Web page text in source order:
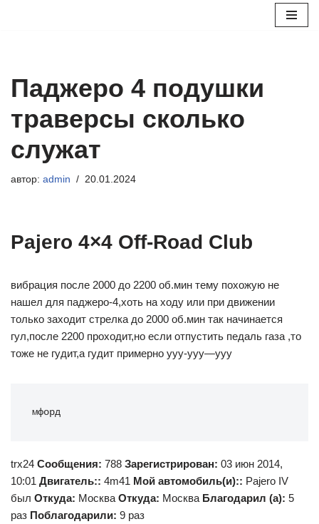
Паджеро 4 подушки
траверсы сколько
служат
автор: admin 20.01.2024
Pajero 4×4 Off-Road Club
вибрация после 2000 до 2200 об.мин тему похожую не
нашел для паджеро-4,хоть на ходу или при движении
только заходит стрелка до 2000 об.мин так начинается
гул,после 2200 проходит,но если отпустить педаль газа ,то
тоже не гудит,а гудит примерно ууу-ууу—ууу
мфорд
trx24 Сообщения: 788 Зарегистрирован: 03 июн 2014,
10:01 Двигатель:: 4m41 Мой автомобиль(и):: Pajero IV
был Откуда: Москва Откуда: Москва Благодарил (а): 5
раз Поблагодарили: 9 раз